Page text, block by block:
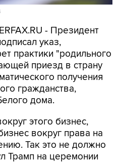
- Президент
указ,
практики "родильного
приезд в страну
получения
гражданства,
дома.
этого бизнес,
вокруг права на
Так это не должно
Трамп на церемонии